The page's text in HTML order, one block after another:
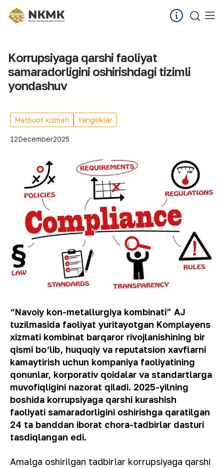
Korrupsiyaga qarshi faoliyat
samaradorligini oshirishdagi tizimli
yondashuv
Matbuot xizmati Yangiliklar
12December2025
“Navoiy kon-metallurgiya kombinati” AJ
tuzilmasida faoliyat yuritayotgan Komplayens
xizmati kombinat barqaror rivojlanishining bir
qismi bo‘lib, huquqiy va reputatsion xavflarni
kamaytirish uchun kompaniya faoliyatining
qonunlar, korporativ qoidalar va standartlarga
muvofiqligini nazorat qiladi. 2025-yilning
boshida korrupsiyaga qarshi kurashish
faoliyati samaradorligini oshirishga qaratilgan
24 ta banddan iborat chora-tadbirlar dasturi
tasdiqlangan edi.
Amalga oshirilgan tadbirlar korrupsiyaga qarshi